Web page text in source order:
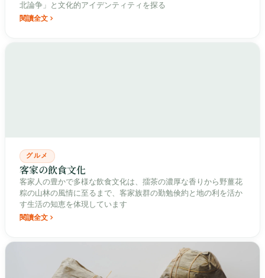
北論争」と文化的アイデンティティを探る
閱讀全文
グルメ
客家の飲食文化
客家人の豊かで多様な飲食文化は、擂茶の濃厚な香りから野薑花
粽の山林の風情に至るまで、客家族群の勤勉倹約と地の利を活か
す生活の知恵を体現しています
閱讀全文